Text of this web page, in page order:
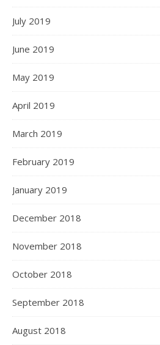
July 2019
June 2019
May 2019
April 2019
March 2019
February 2019
January 2019
December 2018
November 2018
October 2018
September 2018
August 2018